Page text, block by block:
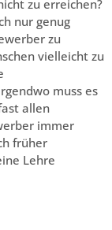
zu erreichen?
nur genug
zu
vielleicht zu
muss es
allen
immer
früher
Lehre